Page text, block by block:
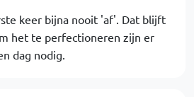
keer bijna nooit 'af'. Dat blijft
het te perfectioneren zijn er
dag nodig.